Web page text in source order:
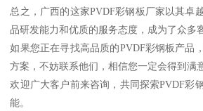
总之，广西的这家PVDF彩钢板厂家以其卓
品研发能力和优质的服务态度，成为了众多
如果您正在寻找高品质的PVDF彩钢板产品
方案，不妨联系他们，相信您一定会得到满
欢迎广大客户前来咨询，共同探索PVDF彩
能。